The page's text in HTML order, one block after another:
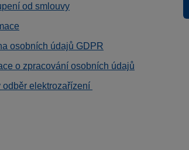
od smlouvy
osobních údajů GDPR
o zpracování osobních údajů
odběr elektrozařízení